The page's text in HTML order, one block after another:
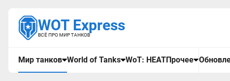
WOT Express
ВСЁ ПРО МИР ТАНКОВ
Мир танков World of Tanks WoT: HEATПрочее